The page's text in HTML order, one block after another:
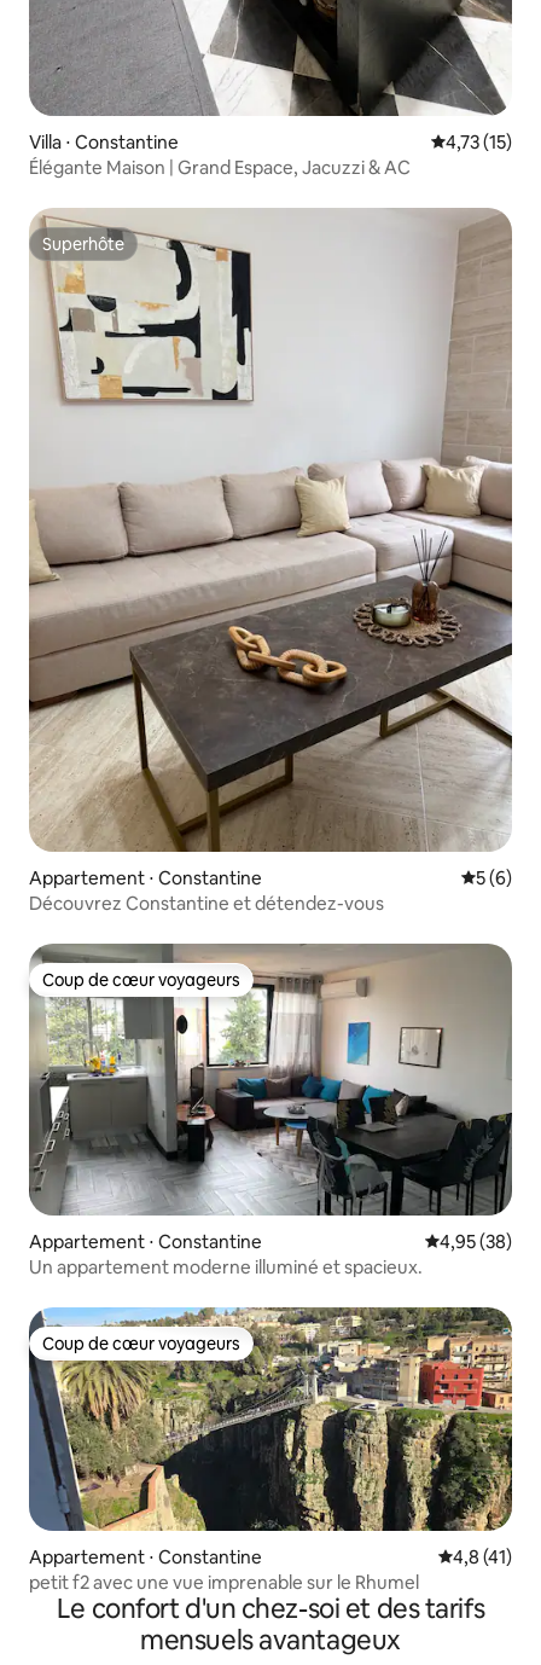
Villa ⋅ Constantine Évaluation
4,73 (15)
Élégante Maison | Grand Espace, Jacuzzi & AC
Superhôte
Superhôte
Appartement ⋅ Constantine
5 (6)
Découvrez Constantine et détendez-vous
Coup de cœur voyageurs
Coup de cœur voyageurs
Appartement ⋅ Constantine Évaluation
4,95 (38)
Un appartement moderne illuminé et spacieux.
Coup de cœur voyageurs
Coup de cœur voyageurs
Appartement ⋅ Constantine Évaluation
4,8 (41)
petit f2 avec une vue imprenable sur le Rhumel
Le confort d'un chez-soi et des tarifs
mensuels avantageux